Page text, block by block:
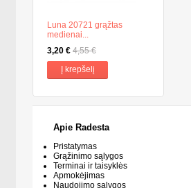
Luna 20721 grąžtas
medienai...
3,20 € 4,55 €
Į krepšelį
Apie Radesta
Pristatymas
Grąžinimo sąlygos
Terminai ir taisyklės
Apmokėjimas
Naudojimo sąlygos